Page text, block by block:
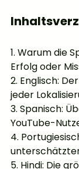
1. Warum die
Erfolg oder
2. Englisch:
jeder
3. Spanisch:
YouTube-
4.
5. Hindi: Die